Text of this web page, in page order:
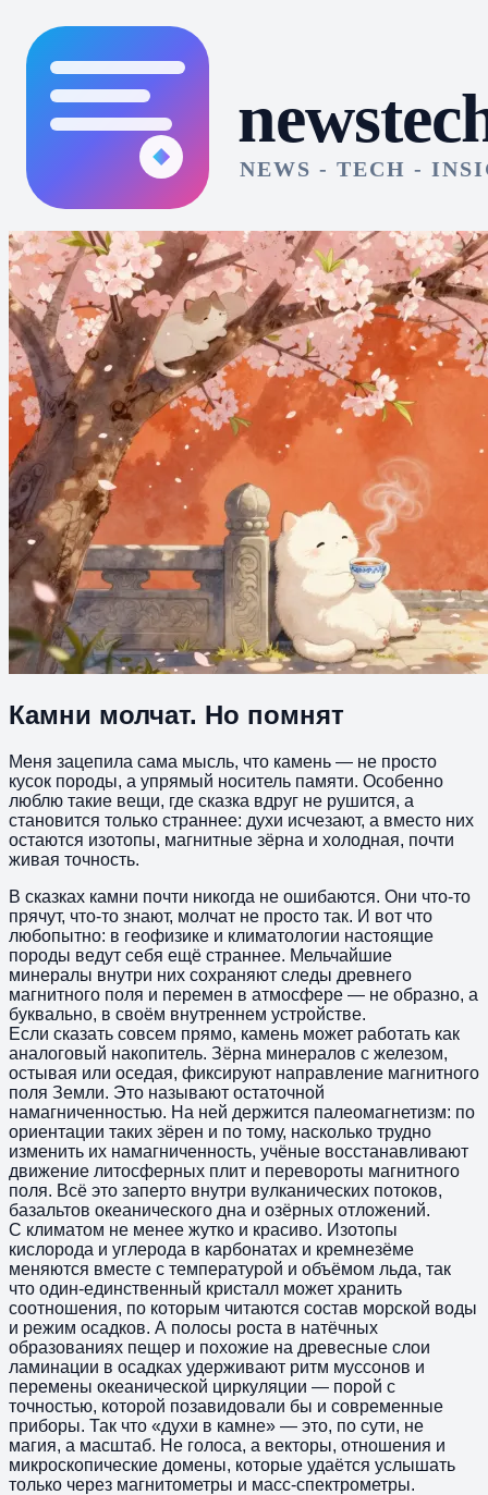
Камни молчат. Но помнят
Меня зацепила сама мысль, что камень — не просто
кусок породы, а упрямый носитель памяти. Особенно
люблю такие вещи, где сказка вдруг не рушится, а
становится только страннее: духи исчезают, а вместо них
остаются изотопы, магнитные зёрна и холодная, почти
живая точность.
В сказках камни почти никогда не ошибаются. Они что-то
прячут, что-то знают, молчат не просто так. И вот что
любопытно: в геофизике и климатологии настоящие
породы ведут себя ещё страннее. Мельчайшие
минералы внутри них сохраняют следы древнего
магнитного поля и перемен в атмосфере — не образно, а
буквально, в своём внутреннем устройстве.
Если сказать совсем прямо, камень может работать как
аналоговый накопитель. Зёрна минералов с железом,
остывая или оседая, фиксируют направление магнитного
поля Земли. Это называют остаточной
намагниченностью. На ней держится палеомагнетизм: по
ориентации таких зёрен и по тому, насколько трудно
изменить их намагниченность, учёные восстанавливают
движение литосферных плит и перевороты магнитного
поля. Всё это заперто внутри вулканических потоков,
базальтов океанического дна и озёрных отложений.
С климатом не менее жутко и красиво. Изотопы
кислорода и углерода в карбонатах и кремнезёме
меняются вместе с температурой и объёмом льда, так
что один-единственный кристалл может хранить
соотношения, по которым читаются состав морской воды
и режим осадков. А полосы роста в натёчных
образованиях пещер и похожие на древесные слои
ламинации в осадках удерживают ритм муссонов и
перемены океанической циркуляции — порой с
точностью, которой позавидовали бы и современные
приборы. Так что «духи в камне» — это, по сути, не
магия, а масштаб. Не голоса, а векторы, отношения и
микроскопические домены, которые удаётся услышать
только через магнитометры и масс-спектрометры.